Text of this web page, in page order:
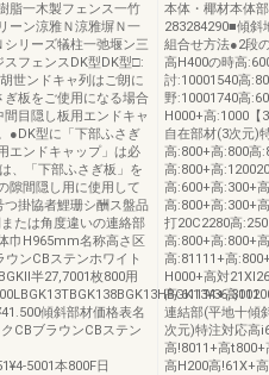
脂一木製フェンス一竹
ーン涼雅Ｎ涼雅塀Ｎ一
リーズ犠柱一弛堰ン三
フェンスDK型DK型□:
世ンドキャ列はご朗に
板をご使用になる場合
目隠し板用エンドキャ
●DK型に「下部ふさぎ
エンドキャップ」は必
、「下部ふさぎ板」を
隙間隠し用に使用して
掛協者鯉珊シ酬ス盤品
たは角度違いの連絡部
巾H965mm名称高さ区
ンCBステンホワイト
半27,7001枚800用
傾斜部材価格表名
CBブラウンCBステン
本800F日
本体・椰材本体
283284290■傾斜
組合せ方法●2段
高H400の時高
討:10001540高
野:10001740高
H000+高:1000【
自在部材(3次元)
高:800+高:800高
高:800+高
高:600+高:300+
高:800+高:300+
打20C2280高
高:800+高:800+
高:81111+高
H000+高対
高:61111+高
連結部(平地十傾
次元)特注対応高
高!8011+高
高H200高!61X+